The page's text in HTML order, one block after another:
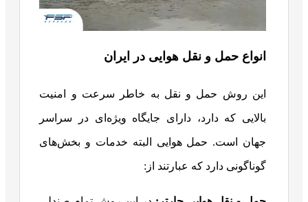
انواع حمل و نقل هوایی در ایران
این روش حمل و نقل به خاطر سرعت و امنیت
بالایی که دارد، دارای جایگاه ویژه‌ای در سراسر
جهان است. حمل هوایی البته خدمات و بخش‌های
گوناگونی دارد که عبارتند از: